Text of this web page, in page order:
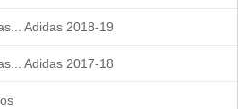
Adidas 2018-19
Adidas 2017-18